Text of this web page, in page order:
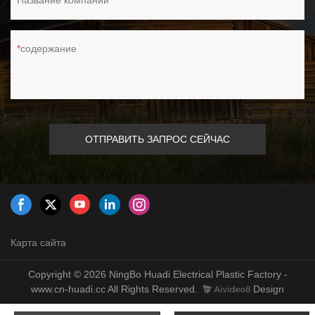
содержание
ОТПРАВИТЬ ЗАПРОС СЕЙЧАС
Карта сайта
Copyright © 2026 NingBo Huadi Electrical Plastic Factory -
www.cn-huadi.cc All Rights Reserved.
Design